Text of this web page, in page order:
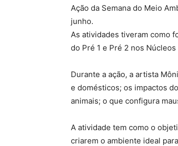
Ação da Semana do Meio
junho.
As atividades tiveram como
do Pré 1 e Pré 2 nos
Durante a ação, a artista
e domésticos; os impactos
animais; o que configura
A atividade tem como o
criarem o ambiente ideal